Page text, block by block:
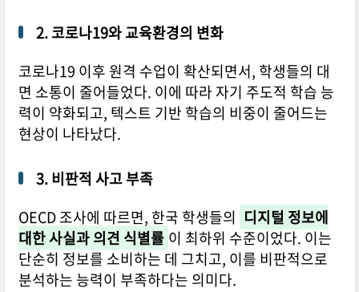
2. 코로나19와 교육환경의 변화
코로나19 이후 원격 수업이 확산되면서, 학생들의 대
면 소통이 줄어들었다. 이에 따라 자기 주도적 학습 능
력이 약화되고, 텍스트 기반 학습의 비중이 줄어드는
현상이 나타났다.
3. 비판적 사고 부족
OECD 조사에 따르면, 한국 학생들의 디지털 정보에
대한 사실과 의견 식별률 이 최하위 수준이었다. 이는
단순히 정보를 소비하는 데 그치고, 이를 비판적으로
분석하는 능력이 부족하다는 의미다.